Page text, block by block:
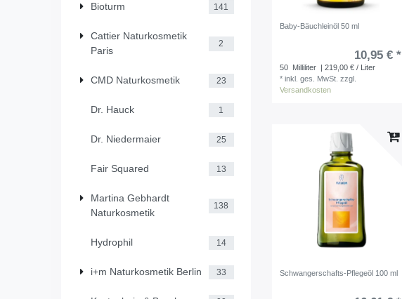
Bioturm 141
Cattier Naturkosmetik
Paris
2
CMD Naturkosmetik 23
Dr. Hauck 1
Dr. Niedermaier 25
Fair Squared 13
Martina Gebhardt
Naturkosmetik
138
Hydrophil 14
i+m Naturkosmetik Berlin 33
Baby-Bäuchleinöl 50 ml
10,95 € *
50 Milliliter | 219,00 € / Liter
*inkl. ges. MwSt. zzgl.
Versandkosten
Schwangerschafts-Pflegeöl 100 ml